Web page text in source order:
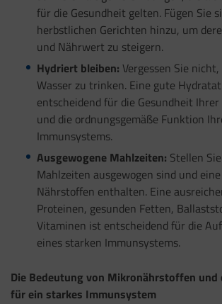
für die Gesundheit gelten. Fügen Sie
herbstlichen Gerichten hinzu, um
und Nährwert zu steigern.
Hydriert bleiben: Vergessen Sie
Wasser zu trinken. Eine gute
entscheidend für die Gesundheit
und die ordnungsgemäße Funktion
Immunsystems.
Ausgewogene Mahlzeiten: Stellen
Mahlzeiten ausgewogen sind und
Nährstoffen enthalten. Eine
Proteinen, gesunden Fetten,
Vitaminen ist entscheidend für die
eines starken Immunsystems.
Die Bedeutung von Mikronährstoffen und
für ein starkes Immunsystem